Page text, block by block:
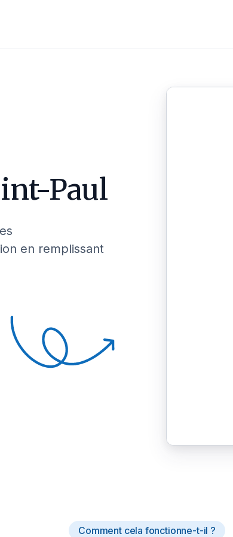
Paul
en remplissant
Comment cela fonctionne-t-il ?